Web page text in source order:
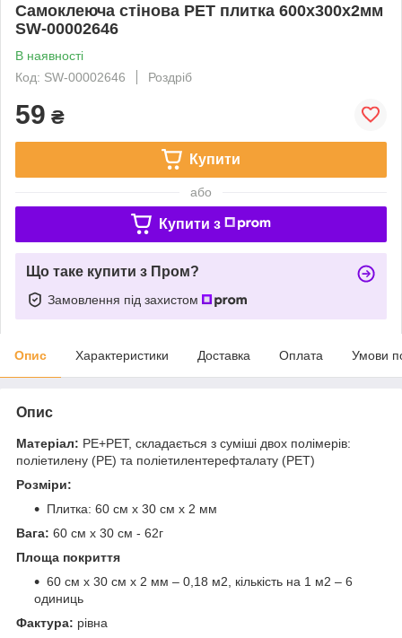
Самоклеюча стінова PET плитка 600х300х2мм
SW-00002646
В наявності
Код: SW-00002646
Роздріб
59 ₴
Купити
або
Купити з
Що таке купити з Пром?
Замовлення під захистом
Опис Характеристики Доставка Оплата Умови
Опис
Матеріал: PE+PET, складається з суміші двох полімерів:
поліетилену (PE) та поліетилентерефталату (PET)
Розміри:
Плитка: 60 см х 30 см х 2 мм
Вага: 60 см х 30 см - 62г
Площа покриття
60 см х 30 см х 2 мм – 0,18 м2, кількість на 1 м2 – 6
одиниць
Фактура: рівна